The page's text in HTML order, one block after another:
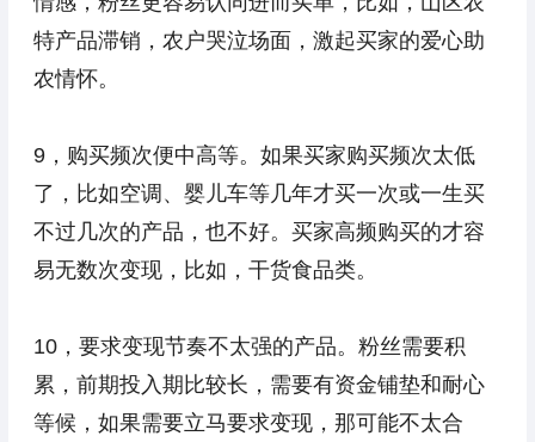
特产品滞销，农户哭泣场面，激起买家的爱心助
农情怀。
9，购买频次便中高等。如果买家购买频次太低
了，比如空调、婴儿车等几年才买一次或一生买
不过几次的产品，也不好。买家高频购买的才容
易无数次变现，比如，干货食品类。
10，要求变现节奏不太强的产品。粉丝需要积
累，前期投入期比较长，需要有资金铺垫和耐心
等候，如果需要立马要求变现，那可能不太合